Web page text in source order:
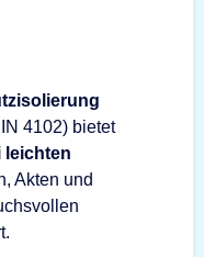
4102) bietet
leichten
Akten und